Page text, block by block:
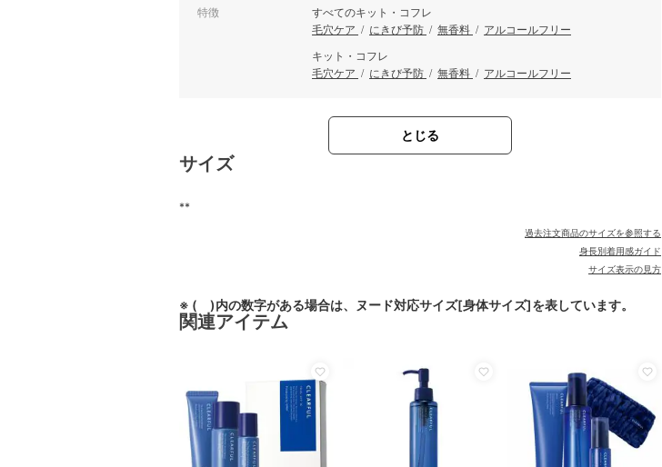
特徴
すべてのキット・コフレ
毛穴ケア / にきび予防 / 無香料 / アルコールフリー
キット・コフレ
毛穴ケア / にきび予防 / 無香料 / アルコールフリー
とじる
サイズ
**
過去注文商品のサイズを参照する
身長別着用感ガイド
サイズ表示の見方
※ ( )内の数字がある場合は、ヌード対応サイズ[身体サイズ]を表しています。
関連アイテム